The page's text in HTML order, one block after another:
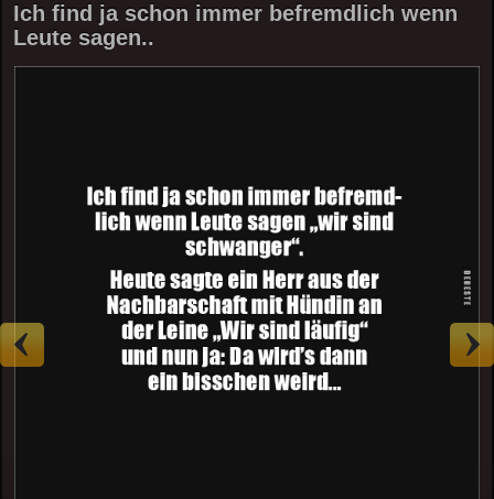
Ich find ja schon immer befremdlich wenn
Leute sagen..